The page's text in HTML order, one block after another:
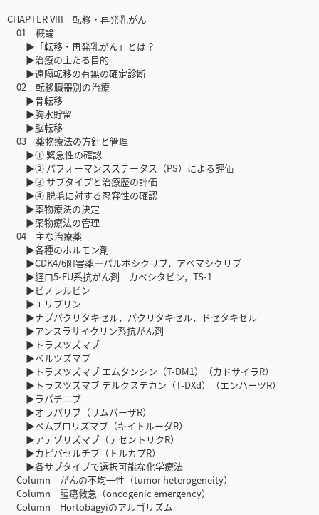
CHAPTER VIII 転移・再発乳がん
01 概論
▶「転移・再発乳がん」とは？
▶治療の主たる目的
▶遠隔転移の有無の確定診断
02 転移臓器別の治療
▶骨転移
▶胸水貯留
▶脳転移
03 薬物療法の方針と管理
▶① 緊急性の確認
▶② パフォーマンスステータス（PS）による評価
▶③ サブタイプと治療歴の評価
▶④ 脱毛に対する忍容性の確認
▶薬物療法の決定
▶薬物療法の管理
04 主な治療薬
▶各種のホルモン剤
▶CDK4/6阻害薬―パルボシクリブ，アベマシクリブ
▶経口5-FU系抗がん剤―カペシタビン，TS-1
▶ビノレルビン
▶エリブリン
▶ナブパクリタキセル，パクリタキセル，ドセタキセル
▶アンスラサイクリン系抗がん剤
▶トラスツズマブ
▶ペルツズマブ
▶トラスツズマブ エムタンシン（T-DM1）（カドサイラR）
▶トラスツズマブ デルクステカン（T-DXd）（エンハーツR）
▶ラパチニブ
▶オラパリブ（リムパーザR）
▶ペムブロリズマブ（キイトルーダR）
▶アテゾリズマブ（テセントリクR）
▶カピバセルチブ（トルカプR）
▶各サブタイプで選択可能な化学療法
Column がんの不均一性（tumor heterogeneity）
Column 腫瘍救急（oncogenic emergency）
Column Hortobagyiのアルゴリズム